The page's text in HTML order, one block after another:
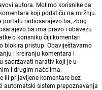
autora. Molimo korisnike da
koji podstiču na mržnju.
radiosarajevo.ba, zbog
ima pravo i obavezu
o korisniku čiji komentari
blokira pristup. Obaviještavamo
i kreiranju komentara i
sadržavati narativ koji je u
i drugim načelima.
ili prijavljene komentare bez
automatski sistem prepoznavanja